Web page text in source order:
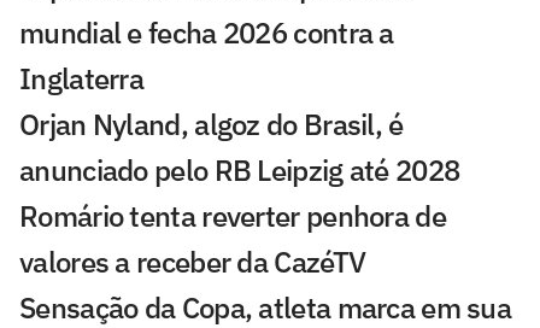
mundial e fecha 2026 contra a
Inglaterra
Orjan Nyland, algoz do Brasil, é
anunciado pelo RB Leipzig até 2028
Romário tenta reverter penhora de
valores a receber da CazéTV
Sensação da Copa, atleta marca em sua